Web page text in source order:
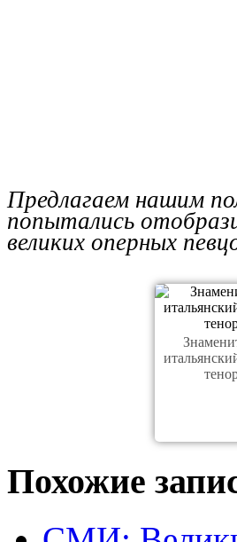
Предлагаем нашим
попытались
великих оперных
Похожие